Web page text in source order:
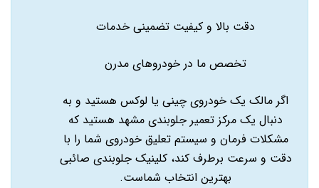
دقت بالا و کیفیت تضمینی خدمات
تخصص ما در خودروهای مدرن
اگر مالک یک خودروی چینی یا لوکس هستید و به
دنبال یک مرکز تعمیر جلوبندی مشهد هستید که
مشکلات فرمان و سیستم تعلیق خودروی شما را با
دقت و سرعت برطرف کند، کلینیک جلوبندی صائبی
بهترین انتخاب شماست.